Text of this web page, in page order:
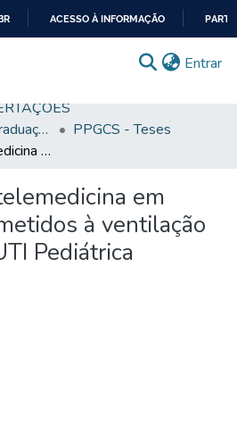
CONTEÚDO
ACESSO À INFORMAÇÃO
Entrar
Programa de Pós-Graduação em Ciências da Saúde
PPGCS - Teses
O impacto da telemedicina em pacientes submetidos à ventilação mecânica em UTI Pediátrica
em
à ventilação
Pediátrica